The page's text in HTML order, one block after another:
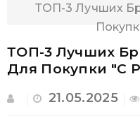
ТОП-3 Лучших
ТОП-3 Лучших
Для Покупки "с
21.05.2025